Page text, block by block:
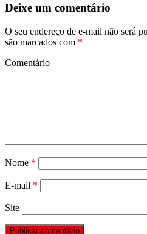
Deixe um comentário
O seu endereço de e-mail não será
são marcados com *
Comentário
Nome *
E-mail *
Site